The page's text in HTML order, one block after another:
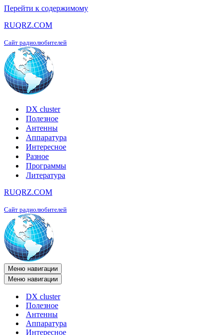
Перейти к содержимому
RUQRZ.COM
Сайт радиолюбителей
DX cluster
Полезное
Антенны
Аппаратура
Интересное
Разное
Программы
Литература
RUQRZ.COM
Сайт радиолюбителей
Меню навигации
Меню навигации
DX cluster
Полезное
Антенны
Аппаратура
Интересное